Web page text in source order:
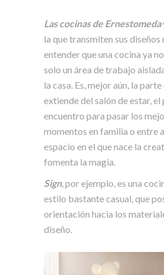
Las cocinas de Ernestomeda
la que transmiten sus diseños
entender que una cocina ya
solo un área de trabajo
la casa. Es, mejor aún, la parte
extiende del salón de estar, el
encuentro para pasar los
momentos en familia o entre
espacio en el que nace la
fomenta la magia.
Sign, por ejemplo, es una
estilo bastante casual, que
orientación hacia los
diseño.